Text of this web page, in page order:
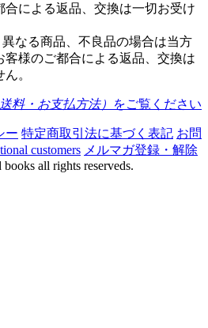
合による返品、交換は一切お受け
なる商品、不良品の場合は当方
客様のご都合による返品、交換は
。
送料・お支払方法） をご覧ください
ー 特定商取引法に基づく表記 お問
customers メルマガ登録・解除
all rights reserveds.